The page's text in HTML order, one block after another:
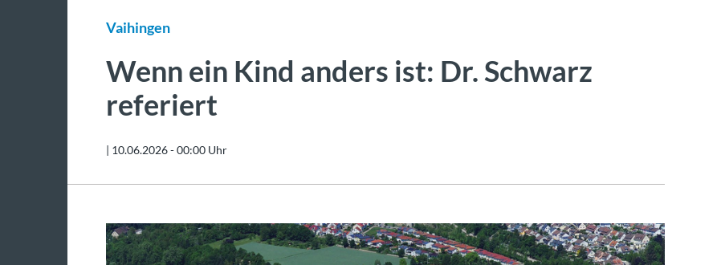
Vaihingen
Wenn ein Kind anders ist: Dr. Schwarz
referiert
| 10.06.2026 - 00:00 Uhr